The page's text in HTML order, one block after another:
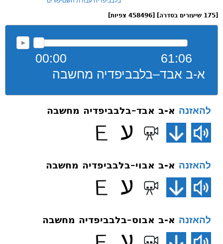
00:00
61:06
א-ב אבד–בלבביפדיה מחשבה
להאזנה א-ב אבד–בלבביפדיה מחשבה
להאזנה א-ב אבוי–בלבביפדיה מחשבה
להאזנה א-ב אבוס–בלבביפדיה מחשבה